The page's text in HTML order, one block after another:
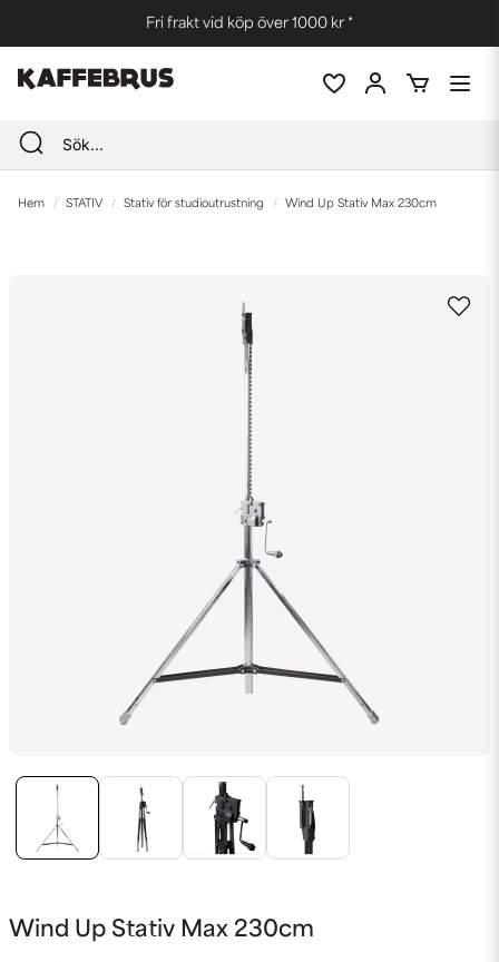
Fri frakt vid köp över 1000 kr *
Hem STATIV Stativ för studioutrustning Wind Up Stativ Max 230cm
Wind Up Stativ Max 230cm